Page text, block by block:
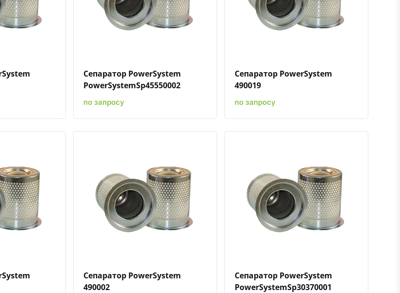
к сравнению
Добавить в избранное Быстрый просмотрДобавить к сравнению
Добавить в избранное
Сепаратор PowerSystem
PowerSystemSp45550002
по запросу
Быстрый просмотрДобавить к сравнению
Добавить в избранное
Сепаратор PowerSystem
490019
по запросу
к сравнению
Добавить в избранное Быстрый просмотрДобавить к сравнению
Добавить в избранное
Сепаратор PowerSystem
490002
Быстрый просмотрДобавить к сравнению
Добавить в избранное
Сепаратор PowerSystem
PowerSystemSp30370001